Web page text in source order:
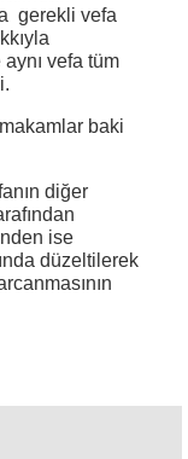
gerekli vefa
vefa tüm
baki
diğer
ise
düzeltilerek